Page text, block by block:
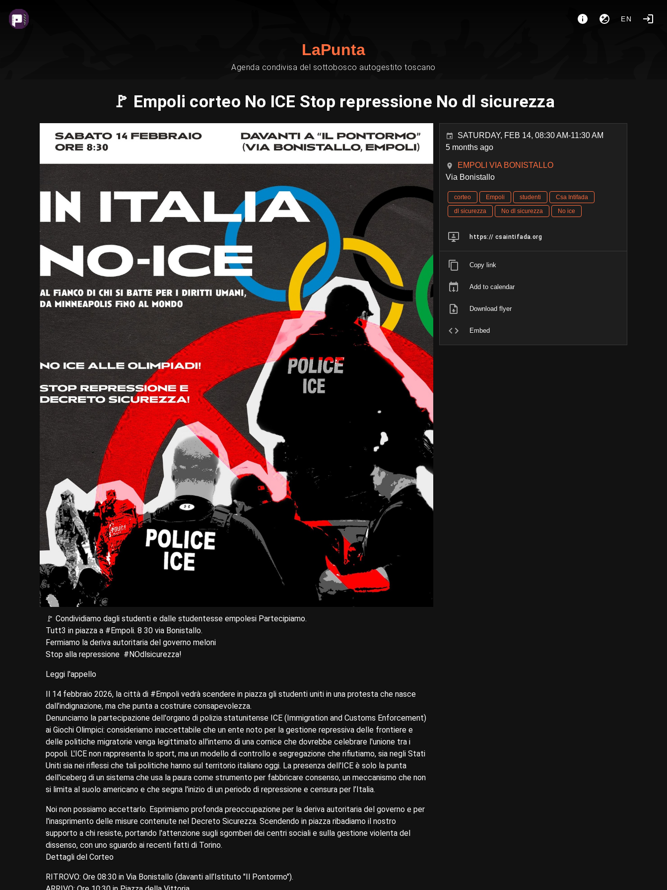
EN
LaPunta
Agenda condivisa del sottobosco autogestito toscano
🚩 Empoli corteo No ICE Stop repressione No dl sicurezza
🚩 Condividiamo dagli studenti e dalle studentesse empolesi Partecipiamo.
Tutt3 in piazza a #Empoli. 8 30 via Bonistallo.
Fermiamo la deriva autoritaria del governo meloni
Stop alla repressione #NOdlsicurezza!
Leggi l'appello
Il 14 febbraio 2026, la città di #Empoli vedrà scendere in piazza gli studenti uniti in una protesta che nasce
dall’indignazione, ma che punta a costruire consapevolezza.
Denunciamo la partecipazione dell'organo di polizia statunitense ICE (Immigration and Customs Enforcement)
ai Giochi Olimpici: consideriamo inaccettabile che un ente noto per la gestione repressiva delle frontiere e
delle politiche migratorie venga legittimato all'interno di una cornice che dovrebbe celebrare l'unione tra i
popoli. L'ICE non rappresenta lo sport, ma un modello di controllo e segregazione che rifiutiamo, sia negli Stati
Uniti sia nei riflessi che tali politiche hanno sul territorio italiano oggi. La presenza dell'ICE è solo la punta
dell'iceberg di un sistema che usa la paura come strumento per fabbricare consenso, un meccanismo che non
si limita al suolo americano e che segna l'inizio di un periodo di repressione e censura per l’Italia.
Noi non possiamo accettarlo. Esprimiamo profonda preoccupazione per la deriva autoritaria del governo e per
l'inasprimento delle misure contenute nel Decreto Sicurezza. Scendendo in piazza ribadiamo il nostro
supporto a chi resiste, portando l'attenzione sugli sgomberi dei centri sociali e sulla gestione violenta del
dissenso, con uno sguardo ai recenti fatti di Torino.
Dettagli del Corteo
RITROVO: Ore 08:30 in Via Bonistallo (davanti all’Istituto "Il Pontormo").
SATURDAY, FEB 14, 08:30 AM-11:30 AM
5 months ago
EMPOLI VIA BONISTALLO
Via Bonistallo
corteo Empoli studenti
Csa Intifada
dl sicurezza
No dl sicurezza No ice
https:// csaintifada.org
Copy link
Add to calendar
Download flyer
Embed